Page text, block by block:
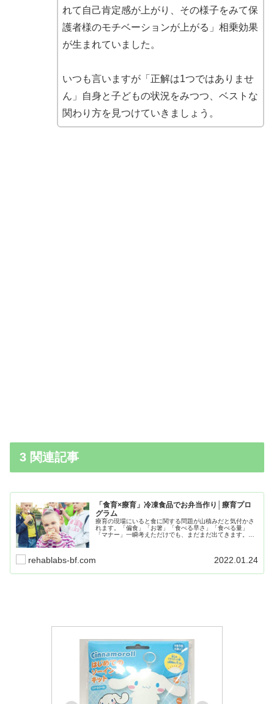
れて自己肯定感が上がり、その様子をみて保
護者様のモチベーションが上がる」相乗効果
が生まれていました。
いつも言いますが「正解は1つではありませ
ん」自身と子どもの状況をみつつ、ベストな
関わり方を見つけていきましょう。
3 関連記事
「食育×療育」冷凍食品でお弁当作り│療育プロ
グラム
療育の現場にいると食に関する問題が山積みだと気付かさ
れます。「偏食」「お箸」「食べる早さ」「食べる量」
「マナー」一瞬考えただけでも、まだまだ出てきます。ポ
rehablabs-bf.com 2022.01.24